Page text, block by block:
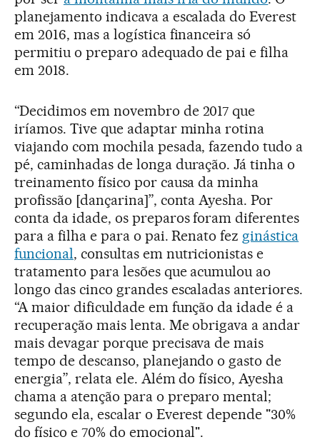
planejamento indicava a escalada do Everest
em 2016, mas a logística financeira só
permitiu o preparo adequado de pai e filha
em 2018.
“Decidimos em novembro de 2017 que
iríamos. Tive que adaptar minha rotina
viajando com mochila pesada, fazendo tudo a
pé, caminhadas de longa duração. Já tinha o
treinamento físico por causa da minha
profissão [dançarina]”, conta Ayesha. Por
conta da idade, os preparos foram diferentes
para a filha e para o pai. Renato fez ginástica
funcional, consultas em nutricionistas e
tratamento para lesões que acumulou ao
longo das cinco grandes escaladas anteriores.
“A maior dificuldade em função da idade é a
recuperação mais lenta. Me obrigava a andar
mais devagar porque precisava de mais
tempo de descanso, planejando o gasto de
energia”, relata ele. Além do físico, Ayesha
chama a atenção para o preparo mental;
segundo ela, escalar o Everest depende "30%
do físico e 70% do emocional".